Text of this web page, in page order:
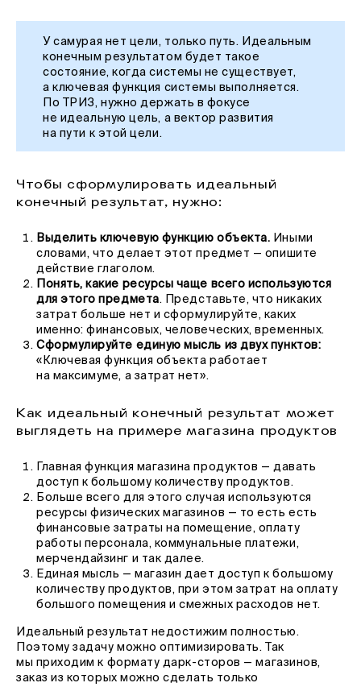
У самурая нет цели, только путь. Идеальным
конечным результатом будет такое
состояние, когда системы не существует,
а ключевая функция системы выполняется.
По ТРИЗ, нужно держать в фокусе
не идеальную цель, а вектор развития
на пути к этой цели.
Чтобы сформулировать идеальный
конечный результат, нужно:
Выделить ключевую функцию объекта. Иными
словами, что делает этот предмет — опишите
действие глаголом.
Понять, какие ресурсы чаще всего используются
для этого предмета. Представьте, что никаких
затрат больше нет и сформулируйте, каких
именно: финансовых, человеческих, временных.
Сформулируйте единую мысль из двух пунктов:
«Ключевая функция объекта работает
на максимуме, а затрат нет».
Как идеальный конечный результат может
выглядеть на примере магазина продуктов
Главная функция магазина продуктов — давать
доступ к большому количеству продуктов.
Больше всего для этого случая используются
ресурсы физических магазинов — то есть есть
финансовые затраты на помещение, оплату
работы персонала, коммунальные платежи,
мерчендайзинг и так далее.
Единая мысль — магазин дает доступ к большому
количеству продуктов, при этом затрат на оплату
большого помещения и смежных расходов нет.
Идеальный результат недостижим полностью.
Поэтому задачу можно оптимизировать. Так
мы приходим к формату дарк-сторов — магазинов,
заказ из которых можно сделать только